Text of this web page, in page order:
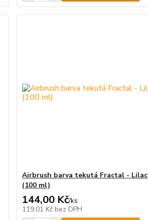
Airbrush barva tekutá Fractal - Lilac
(100 ml)
144,00 Kč/ks
119,01 Kč bez DPH